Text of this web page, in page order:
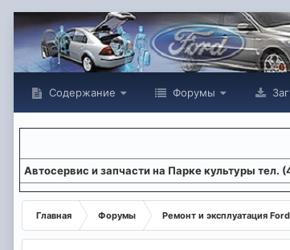
Содержание Форумы
Aвтосервис и запчасти на Парке культуры
Главная Форумы Ремонт и эксплуатация